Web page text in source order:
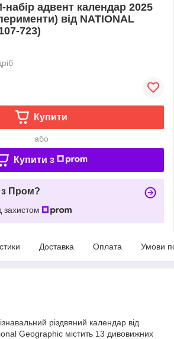
набір адвент календар 2025
від NATIONAL
723)
Купити
або
Купити з
з Пром?
захистом
Доставка Оплата Умови
різдвяний календар від
Geographic містить 13 дивовижних